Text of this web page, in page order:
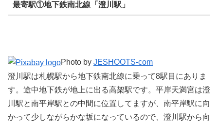
最寄駅①地下鉄南北線「澄川駅」
Photo by JESHOOTS-com
澄川駅は札幌駅から地下鉄南北線に乗って8駅目にありま
す。途中地下鉄が地上に出る高架駅です。平岸天満宮は澄
川駅と南平岸駅との中間に位置してますが、南平岸駅に向
かって少しながらかな坂になっているので、澄川駅から向